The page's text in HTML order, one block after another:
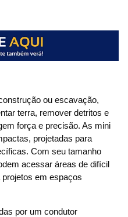
ou escavação,
terra, remover detritos e
força e precisão. As mini
projetadas para
Com seu tamanho
acessar áreas de difícil
em espaços
por um condutor